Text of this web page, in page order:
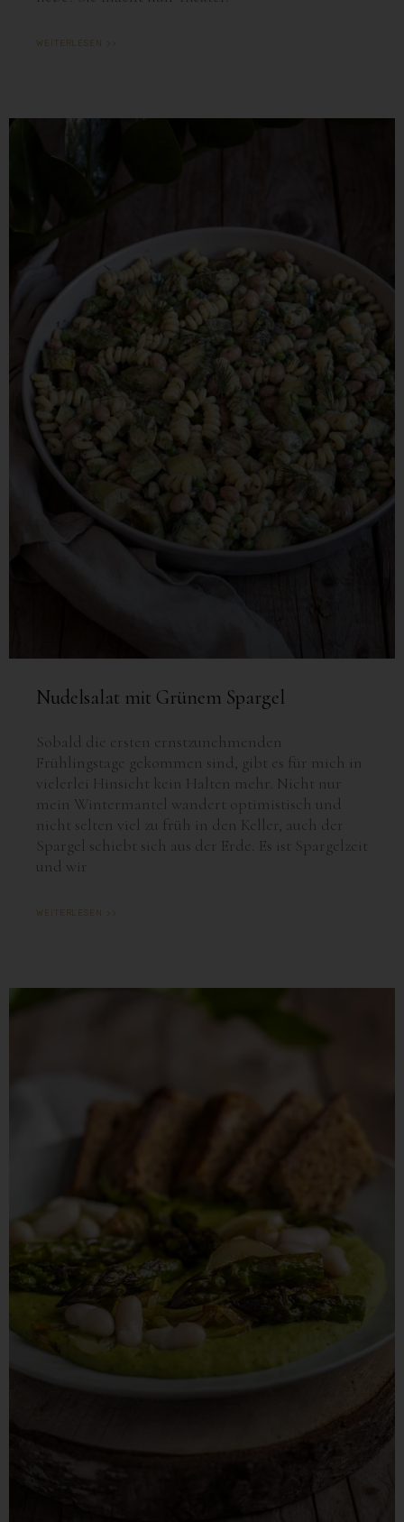
WEITERLESEN >>
Nudelsalat mit Grünem Spargel
Sobald die ersten ernstzunehmenden
Frühlingstage gekommen sind, gibt es für mich in
vielerlei Hinsicht kein Halten mehr. Nicht nur
mein Wintermantel wandert optimistisch und
nicht selten viel zu früh in den Keller, auch der
Spargel schiebt sich aus der Erde. Es ist Spargelzeit
und wir
WEITERLESEN >>